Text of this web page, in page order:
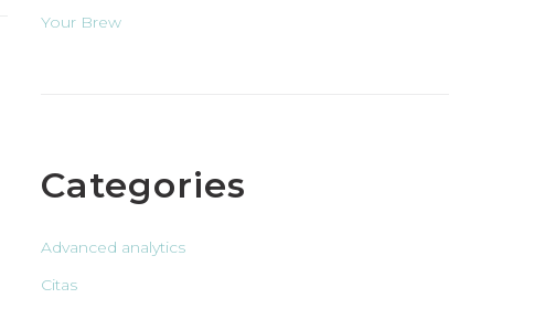
Your Brew
Categories
Advanced analytics
Citas